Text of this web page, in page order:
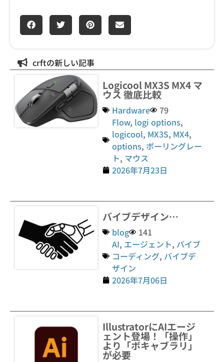
crftの新しい記事
Logicool MX3S MX4 マ
ウス 徹底比較
Hardware
79
Flow, logi options,
logicool, MX3S, MX4,
options, ポーリングレー
ト, マウス
2026年7月23日
バイブデザイン…
blog
141
AI, エージェント, バイブ
コーディング, バイブデ
ザイン
2026年7月06日
IllustratorにAIエージ
ェント登場！「操作」
より「ボキャブラリ」
が必要